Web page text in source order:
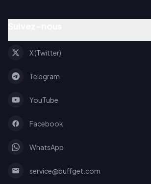
X (Twitter)
Telegram
YouTube
Facebook
WhatsApp
service@buffget.com